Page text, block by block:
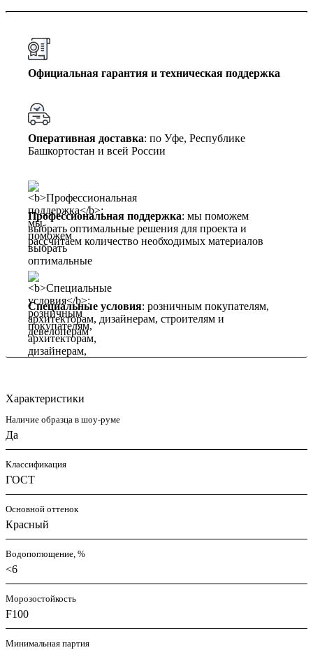
Официальная гарантия и техническая поддержка
Оперативная доставка: по Уфе, Республике
Башкортостан и всей России
Профессиональная поддержка: мы поможем
выбрать оптимальные решения для проекта и
рассчитаем количество необходимых материалов
Специальные условия: розничным покупателям,
архитекторам, дизайнерам, строителям и
девелоперам
Характеристики
Наличие образца в шоу-руме
Да
Классификация
ГОСТ
Основной оттенок
Красный
Водопоглощение, %
<6
Морозостойкость
F100
Минимальная партия